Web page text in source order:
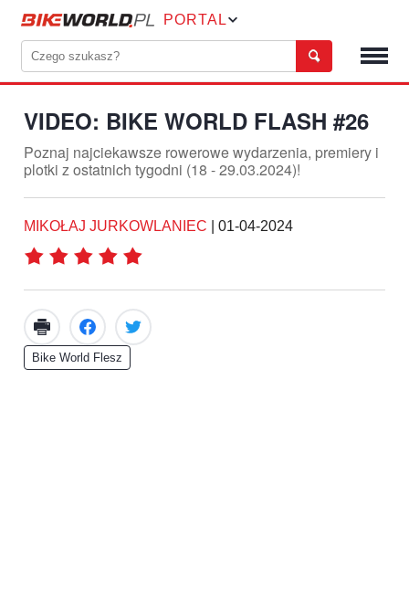
PORTAL
VIDEO: BIKE WORLD FLASH #26
Poznaj najciekawsze rowerowe wydarzenia, premiery i
plotki z ostatnich tygodni (18 - 29.03.2024)!
MIKOŁAJ JURKOWLANIEC |01-04-2024
Bike World Flesz